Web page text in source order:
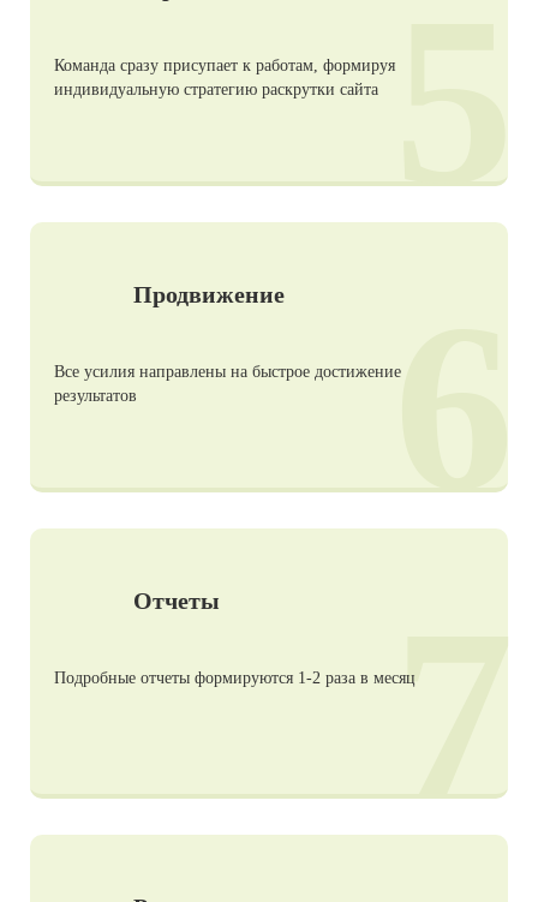
Команда сразу присупает к работам, формируя
индивидуальную стратегию раскрутки сайта
5
Продвижение
Все усилия направлены на быстрое достижение
результатов
6
Отчеты
Подробные отчеты формируются 1-2 раза в месяц7